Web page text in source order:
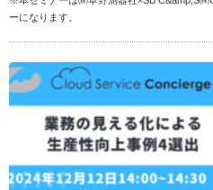
ーになります。